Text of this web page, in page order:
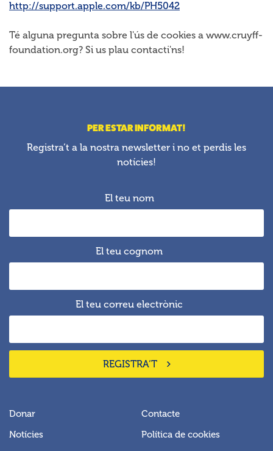
http://support.apple.com/kb/PH5042
Té alguna pregunta sobre l'ús de cookies a www.cruyff-
foundation.org? Si us plau contacti'ns!
PER ESTAR INFORMAT!
Registra‘t a la nostra newsletter i no et perdis les
notícies!
El teu nom
El teu cognom
El teu correu electrònic
REGISTRA‘T
Donar
Notícies
Contacte
Política de cookies